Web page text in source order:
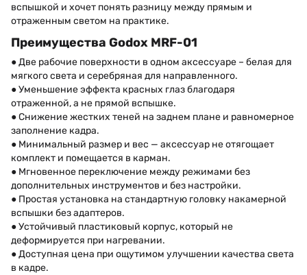
вспышкой и хочет понять разницу между прямым и
отраженным светом на практике.
Преимущества Godox MRF-01
● Две рабочие поверхности в одном аксессуаре – белая для
мягкого света и серебряная для направленного.
● Уменьшение эффекта красных глаз благодаря
отраженной, а не прямой вспышке.
● Снижение жестких теней на заднем плане и равномерное
заполнение кадра.
● Минимальный размер и вес — аксессуар не отягощает
комплект и помещается в карман.
● Мгновенное переключение между режимами без
дополнительных инструментов и без настройки.
● Простая установка на стандартную головку накамерной
вспышки без адаптеров.
● Устойчивый пластиковый корпус, который не
деформируется при нагревании.
● Доступная цена при ощутимом улучшении качества света
в кадре.